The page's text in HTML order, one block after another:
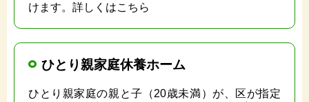
けます。詳しくはこちら
ひとり親家庭休養ホーム
ひとり親家庭の親と子（20歳未満）が、区が指定